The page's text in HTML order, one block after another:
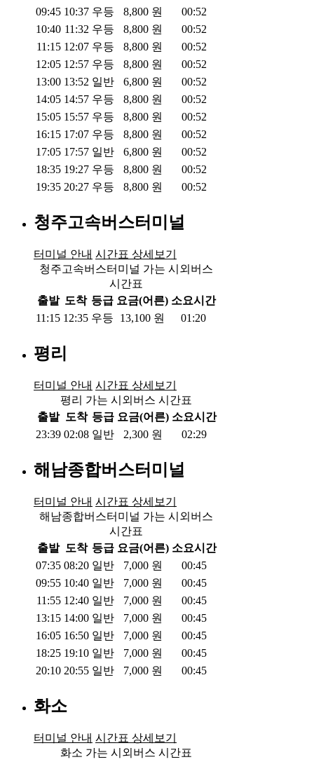
09:45 10:37 우등 8,800 원
00:52
10:40 11:32 우등 8,800 원
00:52
11:15 12:07 우등 8,800 원
00:52
12:05 12:57 우등 8,800 원
00:52
13:00 13:52 일반 6,800 원
00:52
14:05 14:57 우등 8,800 원
00:52
15:05 15:57 우등 8,800 원
00:52
16:15 17:07 우등 8,800 원
00:52
17:05 17:57 일반 6,800 원
00:52
18:35 19:27 우등 8,800 원
00:52
19:35 20:27 우등 8,800 원 00:52
청주고속버스터미널
터미널 안내 시간표 상세보기
청주고속버스터미널 가는 시외버스
시간표
출발 도착 등급 요금(어른) 소요시간
11:15 12:35 우등 13,100 원 01:20
평리
터미널 안내 시간표 상세보기
평리 가는 시외버스 시간표
출발 도착 등급 요금(어른) 소요시간
23:39 02:08 일반 2,300 원 02:29
해남종합버스터미널
터미널 안내 시간표 상세보기
해남종합버스터미널 가는 시외버스
시간표
출발 도착 등급 요금(어른) 소요시간
07:35 08:20 일반 7,000 원
00:45
09:55 10:40 일반 7,000 원
00:45
11:55 12:40 일반 7,000 원
00:45
13:15 14:00 일반 7,000 원
00:45
16:05 16:50 일반 7,000 원
00:45
18:25 19:10 일반 7,000 원
00:45
20:10 20:55 일반 7,000 원 00:45
화소
터미널 안내 시간표 상세보기
화소 가는 시외버스 시간표